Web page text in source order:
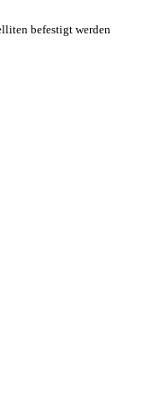
befestigt werden